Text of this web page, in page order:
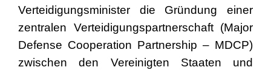
Verteidigungsminister die Gründung einer
zentralen Verteidigungspartnerschaft (Major
Defense Cooperation Partnership – MDCP)
zwischen den Vereinigten Staaten und